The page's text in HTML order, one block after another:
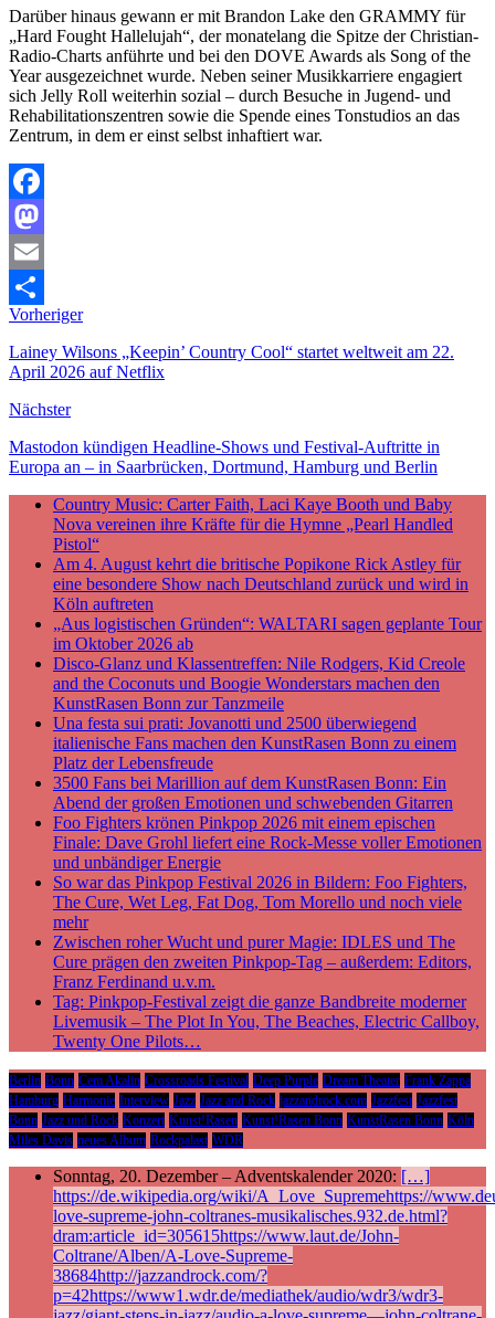
Darüber hinaus gewann er mit Brandon Lake den GRAMMY für
„Hard Fought Hallelujah“, der monatelang die Spitze der Christian-
Radio-Charts anführte und bei den DOVE Awards als Song of the
Year ausgezeichnet wurde. Neben seiner Musikkarriere engagiert
sich Jelly Roll weiterhin sozial – durch Besuche in Jugend- und
Rehabilitationszentren sowie die Spende eines Tonstudios an das
Zentrum, in dem er einst selbst inhaftiert war.
Facebook
Mastodon
Email
Teilen
Vorheriger
Lainey Wilsons „Keepin’ Country Cool“ startet weltweit am 22.
April 2026 auf Netflix
Nächster
Mastodon kündigen Headline-Shows und Festival-Auftritte in
Europa an – in Saarbrücken, Dortmund, Hamburg und Berlin
Country Music: Carter Faith, Laci Kaye Booth und Baby
Nova vereinen ihre Kräfte für die Hymne „Pearl Handled
Pistol“
Am 4. August kehrt die britische Popikone Rick Astley für
eine besondere Show nach Deutschland zurück und wird in
Köln auftreten
„Aus logistischen Gründen“: WALTARI sagen geplante Tour
im Oktober 2026 ab
Disco-Glanz und Klassentreffen: Nile Rodgers, Kid Creole
and the Coconuts und Boogie Wonderstars machen den
KunstRasen Bonn zur Tanzmeile
Una festa sui prati: Jovanotti und 2500 überwiegend
italienische Fans machen den KunstRasen Bonn zu einem
Platz der Lebensfreude
3500 Fans bei Marillion auf dem KunstRasen Bonn: Ein
Abend der großen Emotionen und schwebenden Gitarren
Foo Fighters krönen Pinkpop 2026 mit einem epischen
Finale: Dave Grohl liefert eine Rock-Messe voller Emotionen
und unbändiger Energie
So war das Pinkpop Festival 2026 in Bildern: Foo Fighters,
The Cure, Wet Leg, Fat Dog, Tom Morello und noch viele
mehr
Zwischen roher Wucht und purer Magie: IDLES und The
Cure prägen den zweiten Pinkpop-Tag – außerdem: Editors,
Franz Ferdinand u.v.m.
Tag: Pinkpop-Festival zeigt die ganze Bandbreite moderner
Livemusik – The Plot In You, The Beaches, Electric Callboy,
Twenty One Pilots…
Berlin Bonn Cem Akalin Crossroads Festival Deep Purple Dream Theater Frank Zappa
Hamburg Harmonie Interview Jazz Jazz and Rock jazzandrock.com Jazzfest Jazzfest
Bonn Jazz und Rock Konzert Kunst!Rasen Kunst!Rasen Bonn KunstRasen Bonn Köln
Miles Davis neues Album Rockpalast WDR
Sonntag, 20. Dezember – Adventskalender 2020: […]
https://de.wikipedia.org/wiki/A_Love_Supremehttps://
love-supreme-john-coltranes-musikalisches.932.de.html?
dram:article_id=305615https://www.laut.de/John-
Coltrane/Alben/A-Love-Supreme-
38684http://jazzandrock.com/?
p=42https://www1.wdr.de/mediathek/audio/wdr3/wdr3-